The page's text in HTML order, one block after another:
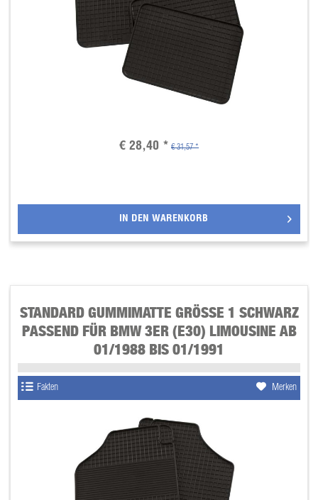
€ 28,40 * € 31,57 *
IN DEN WARENKORB
STANDARD GUMMIMATTE GRÖSSE 1 SCHWARZ P
ASSEND FÜR BMW 3ER (E30) LIMOUSINE AB 0
1/1988 BIS 01/1991
Fakten Merken